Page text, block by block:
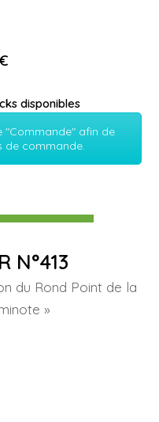
disponibles
"Commande" afin de
de commande.
N°413
du Rond Point de la
»